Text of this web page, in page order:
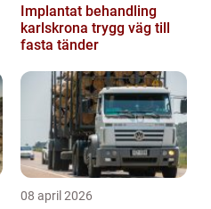
Implantat behandling
karlskrona trygg väg till
fasta tänder
08 april 2026